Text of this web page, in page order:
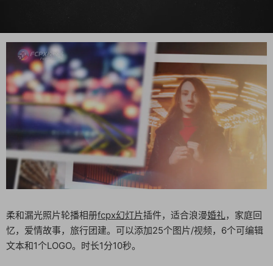
柔和漏光照片轮播相册fcpx幻灯片插件，适合浪漫婚礼，家庭回
忆，爱情故事，旅行团建。可以添加25个图片/视频，6个可编辑
文本和1个LOGO。时长1分10秒。